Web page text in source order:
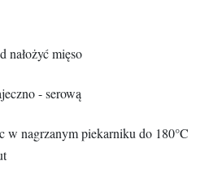
nałożyć mięso
- serową
w nagrzanym piekarniku do 180°C